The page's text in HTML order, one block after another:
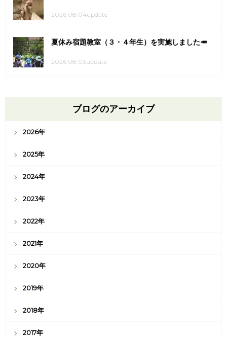
2026.08.04update
夏休み宿題教室（３・４年生）を実施しました🥕
2026.08.03update
ブログのアーカイブ
2026年
2025年
2024年
2023年
2022年
2021年
2020年
2019年
2018年
2017年